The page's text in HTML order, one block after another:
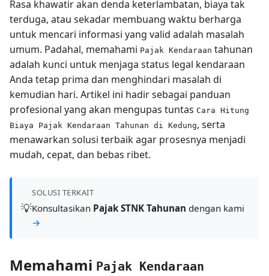
Rasa khawatir akan denda keterlambatan, biaya tak
terduga, atau sekadar membuang waktu berharga
untuk mencari informasi yang valid adalah masalah
umum. Padahal, memahami Pajak Kendaraan tahunan
adalah kunci untuk menjaga status legal kendaraan
Anda tetap prima dan menghindari masalah di
kemudian hari. Artikel ini hadir sebagai panduan
profesional yang akan mengupas tuntas Cara Hitung
Biaya Pajak Kendaraan Tahunan di Kedung, serta
menawarkan solusi terbaik agar prosesnya menjadi
mudah, cepat, dan bebas ribet.
💡
SOLUSI TERKAIT
Konsultasikan Pajak STNK Tahunan dengan kami
→
Memahami Pajak Kendaraan